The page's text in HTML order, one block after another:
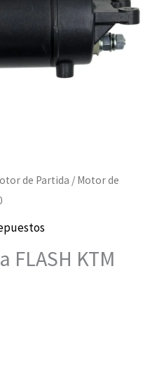
de Partida / Motor de
FLASH KTM